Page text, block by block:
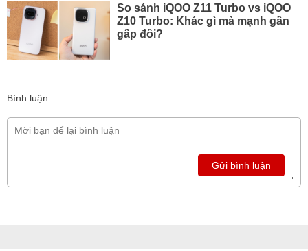
So sánh iQOO Z11 Turbo vs iQOO
Z10 Turbo: Khác gì mà mạnh gần
gấp đôi?
Bình luận
Gửi bình luận